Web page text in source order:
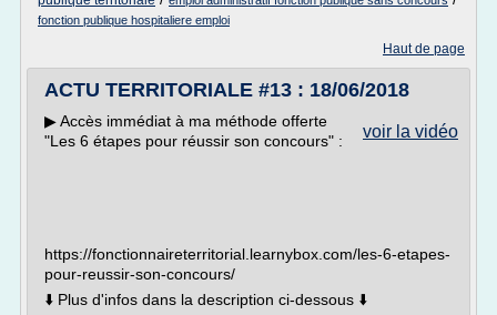
fonction publique hospitaliere emploi
Haut de page
ACTU TERRITORIALE #13 : 18/06/2018
voir la vidéo
▶︎ Accès immédiat à ma méthode offerte
"Les 6 étapes pour réussir son concours" :
https://fonctionnaireterritorial.learnybox.com/les-6-etapes-
pour-reussir-son-concours/
⬇️ Plus d'infos dans la description ci-dessous ⬇️